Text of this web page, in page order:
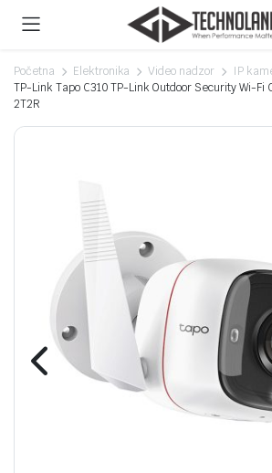
Početna Elektronika Video nadzor
IP
TP-Link Tapo C310 TP-Link Outdoor Security Wi-Fi
2T2R